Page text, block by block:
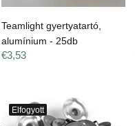
Teamlight gyertyatartó,
alumínium - 25db
€3,53
Elfogyott